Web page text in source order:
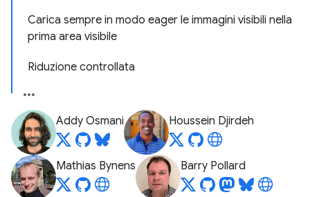
Carica sempre in modo eager le immagini visibili nella
prima area visibile
Riduzione controllata
Addy Osmani Houssein Djirdeh
Mathias Bynens Barry Pollard